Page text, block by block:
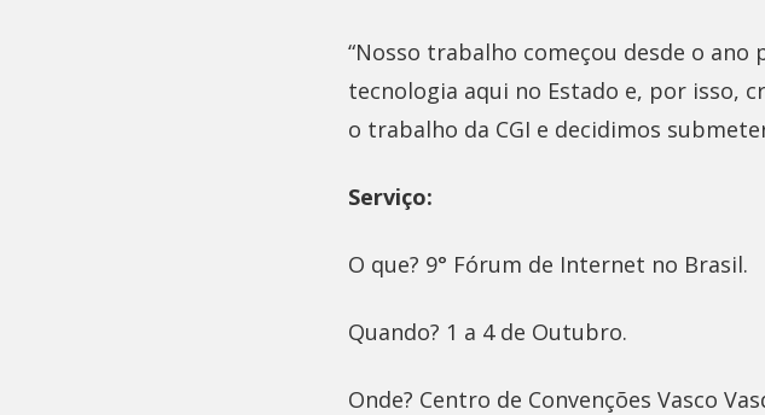
“Nosso trabalho começou desde o
tecnologia aqui no Estado e, por isso,
o trabalho da CGI e decidimos
Serviço:
O que? 9° Fórum de Internet no Brasil.
Quando? 1 a 4 de Outubro.
Onde? Centro de Convenções Vasco